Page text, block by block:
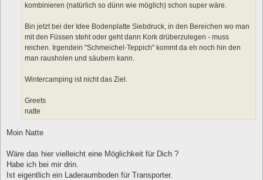
kombinieren (natürlich so dünn wie möglich) schon super wäre.
Bin jetzt bei der Idee Bodenplatte Siebdruck, in den Bereichen wo man
mit den Füssen steht oder geht dann Kork drüberzulegen - muss
reichen. Irgendein "Schmeichel-Teppich" kommt da eh noch hin den
man rausholen und säubern kann.
Wintercamping ist nicht das Ziel.
Greets
natte
Moin Natte
Wäre das hier vielleicht eine Möglichkeit für Dich ?
Habe ich bei mir drin.
Ist eigentlich ein Laderaumboden für Transporter.